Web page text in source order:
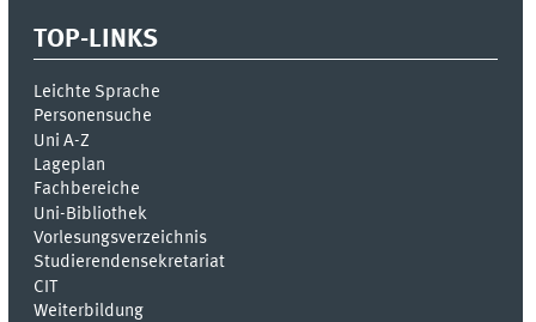
TOP-LINKS
Leichte Sprache
Personensuche
Uni A-Z
Lageplan
Fachbereiche
Uni-Bi­bli­o­thek
Vor­le­sungs­ver­zeich­nis
Stu­die­ren­den­se­kre­ta­ri­at
CIT
Weiterbildung